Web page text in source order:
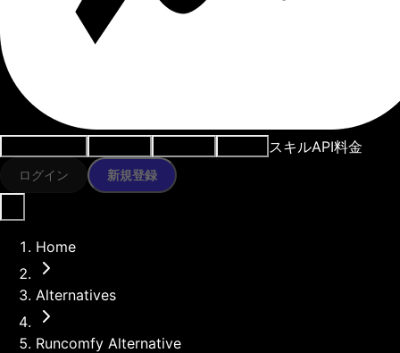
スキルAPI料金
ログイン 新規登録
Home
Alternatives
Runcomfy Alternative